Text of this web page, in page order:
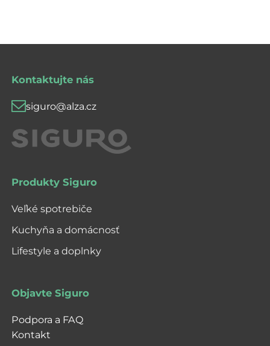
Kontaktujte nás
siguro@alza.cz
Produkty Siguro
Veľké spotrebiče
Kuchyňa a domácnosť
Lifestyle a doplnky
Objavte Siguro
Podpora a FAQ
Kontakt